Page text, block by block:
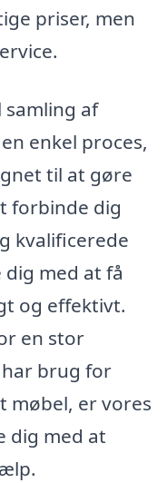
priser, men
af
enkel proces,
til at gøre
forbinde dig
kvalificerede
med at få
og effektivt.
en stor
brug for
møbel, er vores
dig med at